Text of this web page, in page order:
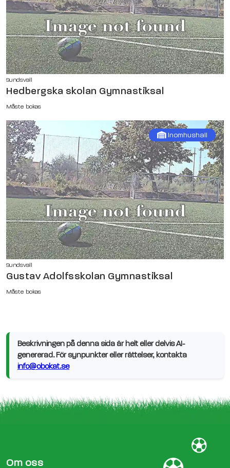
Sundsvall
Hedbergska skolan Gymnastiksal
Måste bokas
Inomhushall
Sundsvall
Gustav Adolfsskolan Gymnastiksal
Måste bokas
Beskrivningen på denna sida är helt eller delvis AI-
genererad. För synpunkter eller rättelser, kontakta
info@obokat.se
Om oss